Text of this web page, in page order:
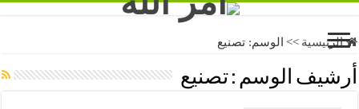
الرئيسية >> الوسم:تصنيع
أرشيف الوسم :تصنيع